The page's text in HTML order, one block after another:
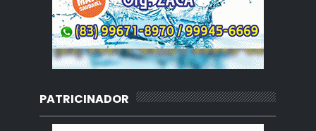
PATRICINADOR